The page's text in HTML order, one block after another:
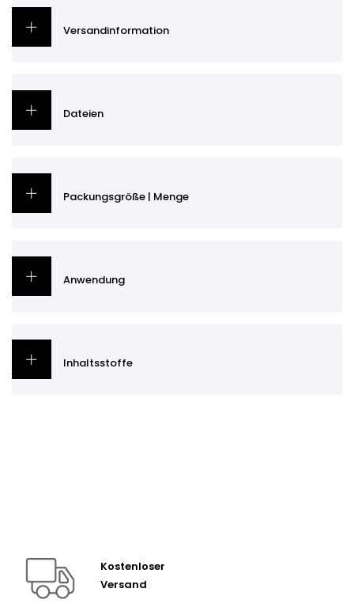
Versandinformation
Dateien
Packungsgröße | Menge
Anwendung
Inhaltsstoffe
Kostenloser
Versand